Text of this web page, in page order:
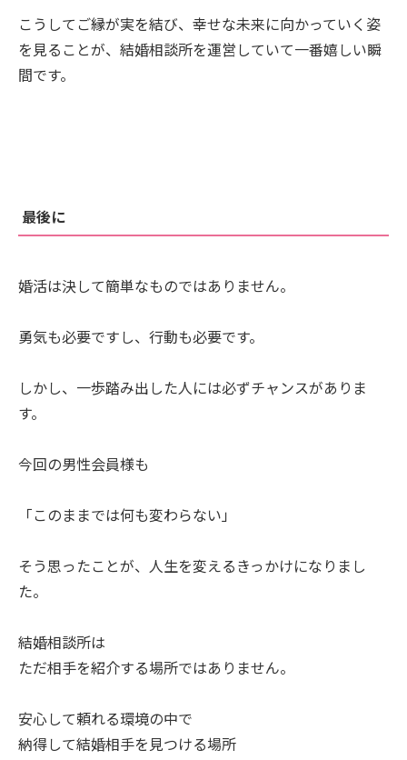
こうしてご縁が実を結び、幸せな未来に向かっていく姿
を見ることが、結婚相談所を運営していて一番嬉しい瞬
間です。
最後に
婚活は決して簡単なものではありません。
勇気も必要ですし、行動も必要です。
しかし、一歩踏み出した人には必ずチャンスがありま
す。
今回の男性会員様も
「このままでは何も変わらない」
そう思ったことが、人生を変えるきっかけになりまし
た。
結婚相談所は
ただ相手を紹介する場所ではありません。
安心して頼れる環境の中で
納得して結婚相手を見つける場所